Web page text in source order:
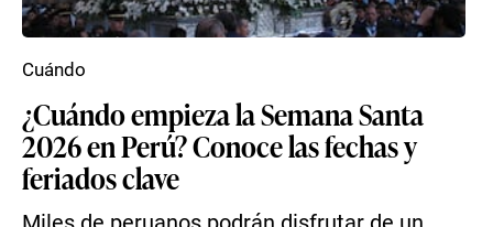
¿Cuándo empieza la Semana Santa
2026 en Perú? Conoce las fechas y
feriados clave
Cuándo